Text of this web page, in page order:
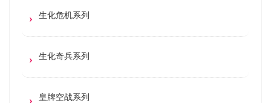
生化危机系列
生化奇兵系列
皇牌空战系列